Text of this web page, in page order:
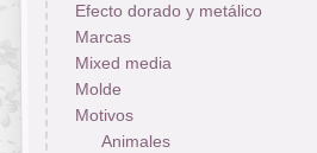
Efecto dorado y metálico
Marcas
Mixed media
Molde
Motivos
Animales